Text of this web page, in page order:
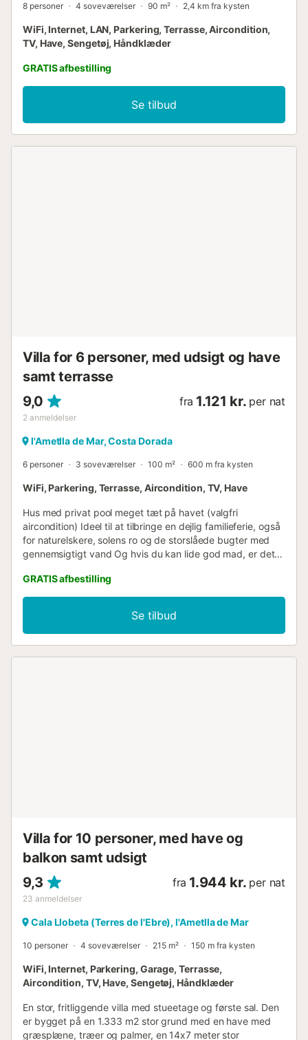
8 personer 4 soveværelser 90 m² 2,4 km fra kysten
WiFi, Internet, LAN, Parkering, Terrasse, Aircondition,
TV, Have, Sengetøj, Håndklæder
GRATIS afbestilling
Se tilbud
Villa for 6 personer, med udsigt og have
samt terrasse
9,0
2 anmeldelser
fra 1.121 kr. per nat
l'Ametlla de Mar, Costa Dorada
6 personer 3 soveværelser 100 m² 600 m fra kysten
WiFi, Parkering, Terrasse, Aircondition, TV, Have
Hus med privat pool meget tæt på havet (valgfri
aircondition) Ideel til at tilbringe en dejlig familieferie, også
for naturelskere, solens ro og de storslåede bugter med
gennemsigtigt vand Og hvis du kan lide god mad, er dette
udvalg af retter tilberedt med produkter, der er dyrket på
vores jord, såsom ris, olivenolie, grøntsager og frugt, og
fisk og skaldyr indsamlet i vores bugt PRECIO 1 Mascota
25€ ,PRECIO AIRE ACONDICIONADO/ BOMBA DE CALOR:
14€ DIA TAMBIEN HAY LA POSSIBILIDAD DE CONTRATAR
GRATIS afbestilling
Se tilbud
Villa for 10 personer, med have og
balkon samt udsigt
9,3
23 anmeldelser
fra 1.944 kr. per nat
Cala Llobeta (Terres de l'Ebre), l'Ametlla de Mar
10 personer 4 soveværelser 215 m² 150 m fra kysten
WiFi, Internet, Parkering, Garage, Terrasse,
Aircondition, TV, Have, Sengetøj, Håndklæder
En stor, fritliggende villa med stueetage og første sal. Den
er bygget på en 1.333 m2 stor grund med en have med
græsplæne, træer og palmer, en 14x7 meter stor